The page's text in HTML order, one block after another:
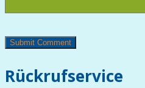
Rückrufservice